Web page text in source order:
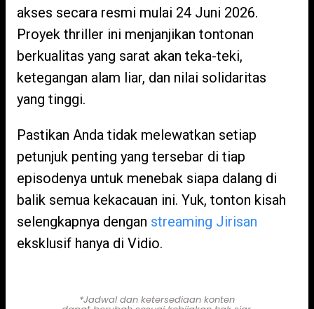
akses secara resmi mulai 24 Juni 2026.
Proyek thriller ini menjanjikan tontonan
berkualitas yang sarat akan teka-teki,
ketegangan alam liar, dan nilai solidaritas
yang tinggi.
Pastikan Anda tidak melewatkan setiap
petunjuk penting yang tersebar di tiap
episodenya untuk menebak siapa dalang di
balik semua kekacauan ini. Yuk, tonton kisah
selengkapnya dengan streaming Jirisan
eksklusif hanya di Vidio.
*Jadwal dan ketersediaan konten